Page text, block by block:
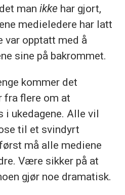
man ikke har gjort,
medieledere har latt
var opptatt med å
sine på bakrommet.
kommer det
fra flere om at
i ukedagene. Alle vil
til et svindyrt
må alle mediene
Være sikker på at
gjør noe dramatisk.